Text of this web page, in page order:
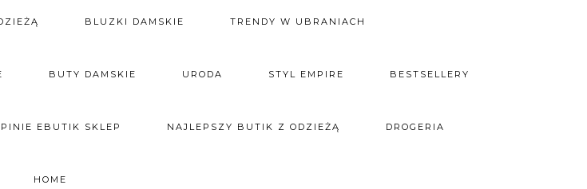
BLUZKI DAMSKIE TRENDY W UBRANIACH
BUTY DAMSKIE URODA STYL EMPIRE BESTSELLERY
EBUTIK SKLEP NAJLEPSZY BUTIK Z ODZIEŻĄ DROGERIA
HOME